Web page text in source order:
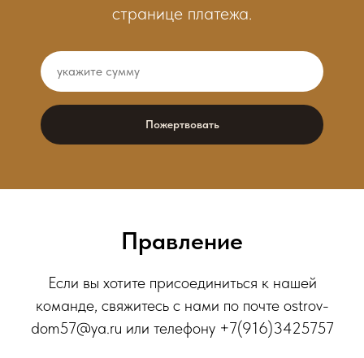
странице платежа.
Пожертвовать
Правление
Если вы хотите присоединиться к нашей
команде, свяжитесь с нами по почте ostrov-
dom57@ya.ru или телефону +7(916)3425757